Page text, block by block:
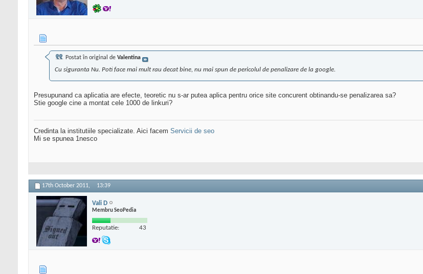
Postat în original de Valentina
Cu siguranta Nu. Poti face mai mult rau decat bine, nu mai spun de pericolul de penalizare de la google.
Presupunand ca aplicatia are efecte, teoretic nu s-ar putea aplica pentru orice site concurent obtinandu-se penalizarea sa?
Stie google cine a montat cele 1000 de linkuri?
Credinta la institutiile specializate. Aici facem Servicii de seo
Mi se spunea 1nesco
17th October 2011, 13:39
Vali D
Membru SeoPedia
Reputatie: 43